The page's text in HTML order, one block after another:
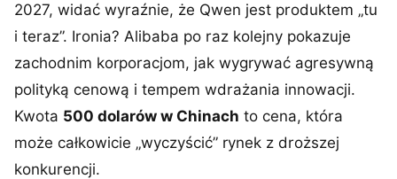
2027, widać wyraźnie, że Qwen jest produktem „tu
i teraz”. Ironia? Alibaba po raz kolejny pokazuje
zachodnim korporacjom, jak wygrywać agresywną
polityką cenową i tempem wdrażania innowacji.
Kwota 500 dolarów w Chinach to cena, która
może całkowicie „wyczyścić” rynek z droższej
konkurencji.